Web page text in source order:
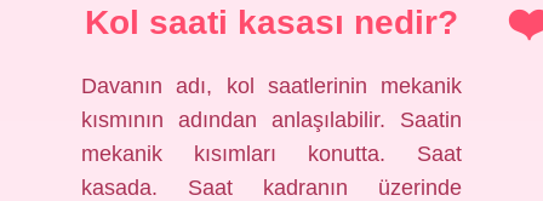
Kol saati kasası nedir?
Davanın adı, kol saatlerinin mekanik
kısmının adından anlaşılabilir. Saatin
mekanik kısımları konutta. Saat
kasada. Saat kadranın üzerinde